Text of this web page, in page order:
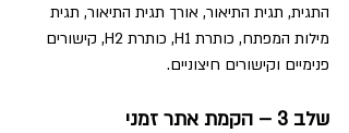
התגית, תגית התיאור, אורך תגית התיאור, תגית
מילות המפתח, כותרת H1, כותרת H2, קישורים
פנימיים וקישורים חיצוניים.
שלב 3 – הקמת אתר זמני